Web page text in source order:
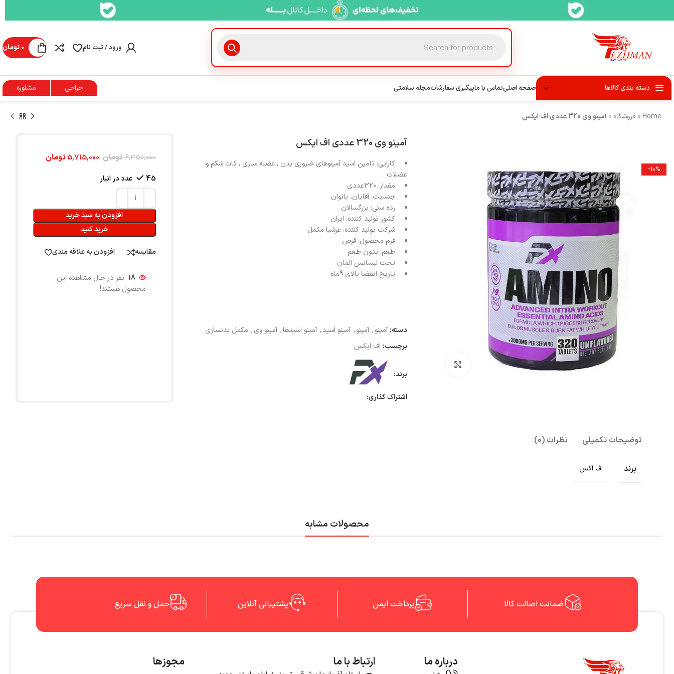
ورود / ثبت نام 0 تومان
دسته بندی کالاها صفحه اصلیتماس با ماپیگیری سفارشاتمجله سلامتی حراجی مشاوره
Home
»فروشگاه »آمینو وی 320 عددی اف ایکس
-10%
بزرگنمایی تصویر
آمینو وی 320 عددی اف ایکس
کارایی:تامین اسید آمینوهای ضروری بدن , عضله سازی , کات شکم و
عضلات
مقدار: 320عددی
جنسیت:آقایان، بانوان
رده سنی: بزرگسالان
کشور تولید کننده: ایران
شرکت تولید کننده:عرشیا مکمل
فرم محصول:قرص
طعم: بدون طعم
تحت لیسانس آلمان
تاریخ انقضا بالای 9ماه
دسته: آمینو, آمینو, آمینو اسید, آمینو اسیدها, آمینو وی, مکمل بدنسازی
برچسب: اف ایکس
برند:
اشتراک گذاری:
6,350,000 تومان 5,715,000 تومان
45 عدد در انبار
افزودن به سبد خرید
خرید کنید
مقایسه افزودن به علاقه مندی
18 نفر در حال مشاهده این
محصول هستند!
توضیحات تکمیلی نظرات (0)
برند اف اکس
محصولات مشابه
ضمانت اصالت کالا پرداخت ایمن پشتیبانی آنلاین حمل و نقل سریع
درباره ما ارتباط با ما مجوزها